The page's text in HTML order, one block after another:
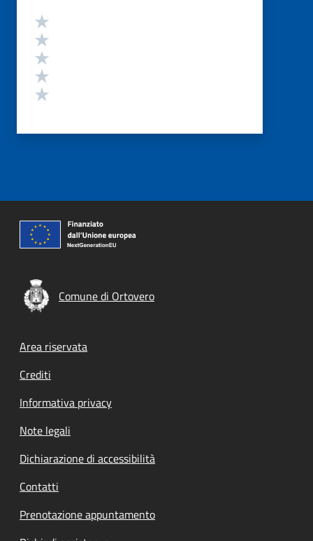
Valutazione
Comune di Ortovero
Footer menu
Area riservata
Crediti
Informativa privacy
Note legali
Dichiarazione di accessibilità
Contatti
Prenotazione appuntamento